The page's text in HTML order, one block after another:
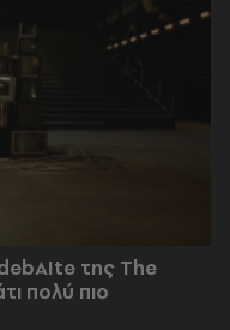
της The
πολύ πιο